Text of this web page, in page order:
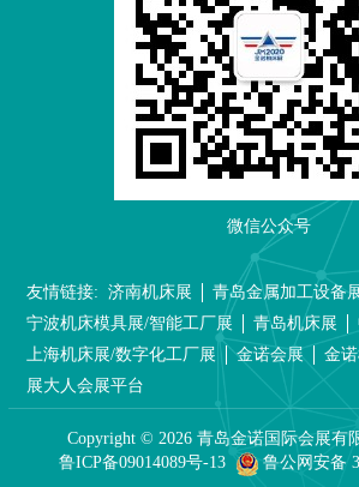
微信公众号
友情链接: 济南机床展 青岛金属加工设备
宁波机床模具展/智能工厂展
青岛机床展
上海机床展/数字化工厂展
金诺会展
金
展大人会展平台
Copyright © 2026 青岛金诺国际会展有
鲁ICP备09014089号-13
鲁公网安备